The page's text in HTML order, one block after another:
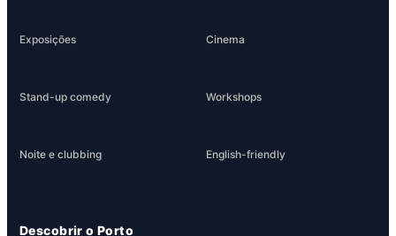
Exposições Cinema
Stand-up comedy Workshops
Noite e clubbing English-friendly
Descobrir o Porto